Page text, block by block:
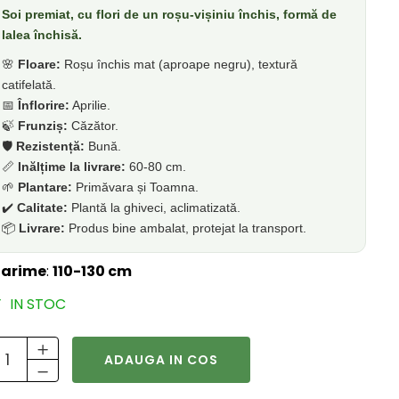
Soi premiat, cu flori de un roșu-vișiniu închis, formă de
lalea închisă.
🌸 Floare: Roșu închis mat (aproape negru), textură
catifelată.
📅 Înflorire: Aprilie.
🍃 Frunziș: Căzător.
🛡️ Rezistență: Bună.
📏 Inălțime la livrare: 60-80 cm.
🌱 Plantare: Primăvara și Toamna.
✔️ Calitate: Plantă la ghiveci, aclimatizată.
📦 Livrare: Produs bine ambalat, protejat la transport.
: 110-130 cm
IN STOC
ADAUGA IN COS